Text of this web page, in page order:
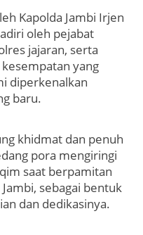
Kapolda Jambi Irjen
oleh pejabat
jajaran, serta
yang
diperkenalkan
baru.
khidmat dan penuh
pora mengiringi
saat berpamitan
sebagai bentuk
dan dedikasinya.